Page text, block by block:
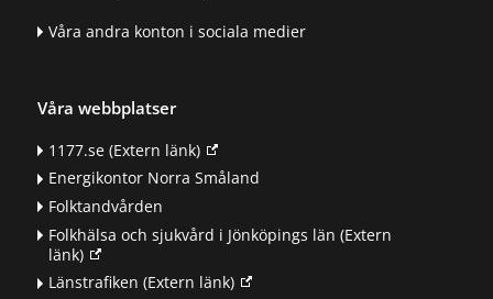
Våra andra konton i sociala medier
Våra webbplatser
1177.se(Extern länk)
Energikontor Norra Småland
Folktandvården
Folkhälsa och sjukvård i Jönköpings län (Extern
länk)
Länstrafiken (Extern länk)